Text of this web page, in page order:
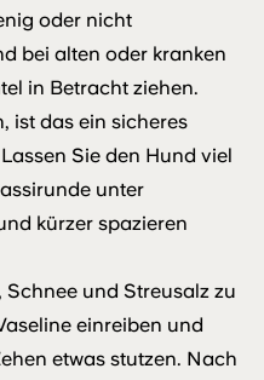
oder nicht
bei alten oder kranken
in Betracht ziehen.
ist das ein sicheres
Sie den Hund viel
unter
kürzer spazieren
und Streusalz zu
einreiben und
etwas stutzen. Nach